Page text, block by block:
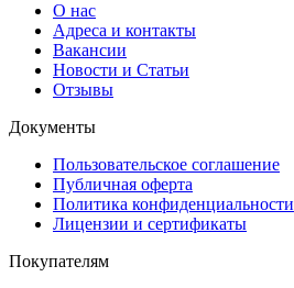
О нас
Адреса и контакты
Вакансии
Новости и Статьи
Отзывы
Документы
Пользовательское соглашение
Публичная оферта
Политика конфиденциальности
Лицензии и сертификаты
Покупателям